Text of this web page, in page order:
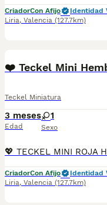
CriadorCon Afijo
Identidad
Liria, Valencia (127.7km)
Teckel Miniatura
3 meses
Edad
1
Sexo
CriadorCon Afijo
Identidad
Liria, Valencia (127.7km)